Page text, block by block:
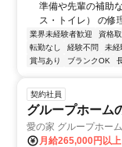
準備や先輩の補助
ス・トイレ） の修
業界未経験者歓迎 資格
転勤なし
経験不問 未経
賞与あり
ブランクOK
契約社員
グループホーム
愛の家 グループホー
月給265,000円以上